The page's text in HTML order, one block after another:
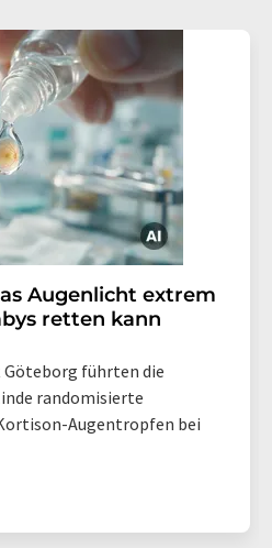
Augenlicht extrem
retten kann
Göteborg führten die
randomisierte
Augentropfen bei